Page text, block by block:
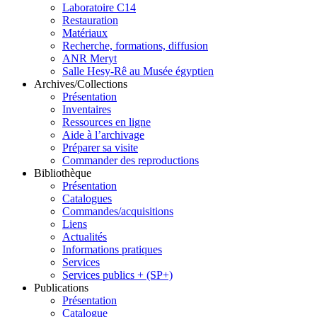
Laboratoire C14
Restauration
Matériaux
Recherche, formations, diffusion
ANR Meryt
Salle Hesy-Rê au Musée égyptien
Archives/Collections
Présentation
Inventaires
Ressources en ligne
Aide à l’archivage
Préparer sa visite
Commander des reproductions
Bibliothèque
Présentation
Catalogues
Commandes/acquisitions
Liens
Actualités
Informations pratiques
Services
Services publics + (SP+)
Publications
Présentation
Catalogue
BahariyaGanoub Qasr al-Agouz